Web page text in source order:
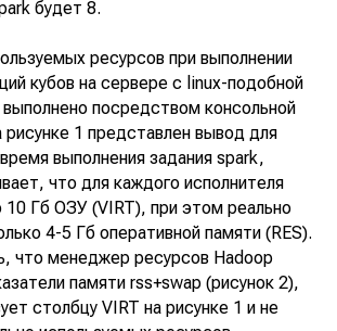
будет 8.
ресурсов при выполнении
кубов на сервере с linux-подобной
посредством консольной
1 представлен вывод для
выполнения задания spark,
что для каждого исполнителя
10 Гб ОЗУ (VIRT), при этом реально
4-5 Гб оперативной памяти (RES).
что менеджер ресурсов Hadoop
памяти rss+swap (рисунок 2),
столбцу VIRT на рисунке 1 и не